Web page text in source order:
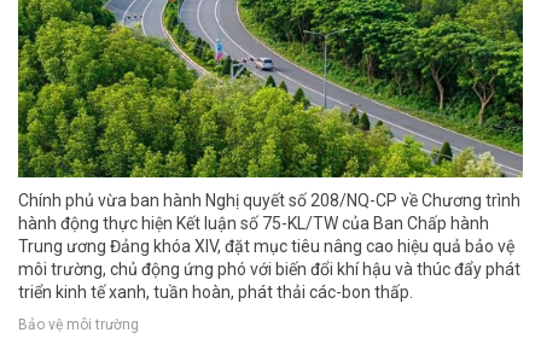
Chính phủ vừa ban hành Nghị quyết số 208/NQ-CP về Chương trình
hành động thực hiện Kết luận số 75-KL/TW của Ban Chấp hành
Trung ương Đảng khóa XIV, đặt mục tiêu nâng cao hiệu quả bảo vệ
môi trường, chủ động ứng phó với biến đổi khí hậu và thúc đẩy phát
triển kinh tế xanh, tuần hoàn, phát thải các-bon thấp.
Bảo vệ môi trường